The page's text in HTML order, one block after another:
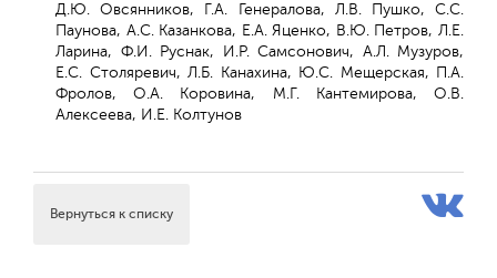
Д.Ю. Овсянников, Г.А. Генералова, Л.В. Пушко, С.С.
Паунова, А.С. Казанкова, Е.А. Яценко, В.Ю. Петров, Л.Е.
Ларина, Ф.И. Руснак, И.Р. Самсонович, А.Л. Музуров,
Е.С. Столяревич, Л.Б. Канахина, Ю.С. Мещерская, П.А.
Фролов, О.А. Коровина, М.Г. Кантемирова, О.В.
Алексеева, И.Е. Колтунов
Вернуться к списку